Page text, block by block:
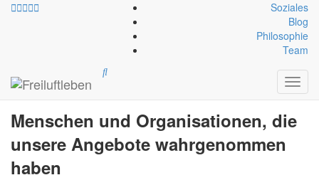
Soziales
Blog
Philosophie
Team
REFERENZEN
Menschen und Organisationen, die
unsere Angebote wahrgenommen
haben